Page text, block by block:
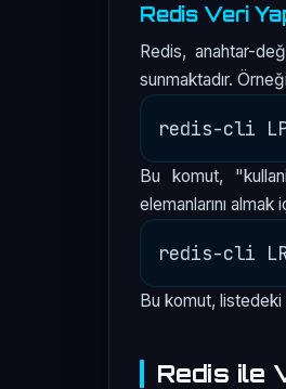
Redis Veri
Redis, anahtar-
sunmaktadır.
Bu komut,
elemanlarını
Bu komut, listedeki
Redis ile